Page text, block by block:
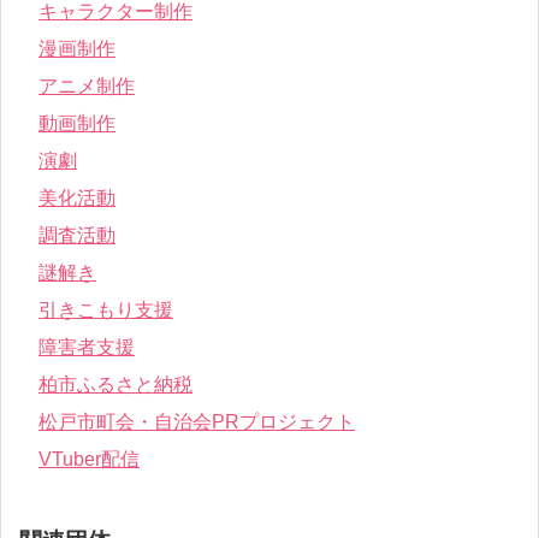
キャラクター制作
漫画制作
アニメ制作
動画制作
演劇
美化活動
調査活動
謎解き
引きこもり支援
障害者支援
柏市ふるさと納税
松戸市町会・自治会PRプロジェクト
VTuber配信